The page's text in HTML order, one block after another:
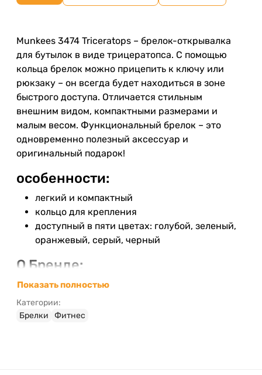
Munkees 3474 Triceratops – брелок-открывалка
для бутылок в виде трицератопса. С помощью
кольца брелок можно прицепить к ключу или
рюкзаку – он всегда будет находиться в зоне
быстрого доступа. Отличается стильным
внешним видом, компактными размерами и
малым весом. Функциональный брелок – это
одновременно полезный аксессуар и
оригинальный подарок!
особенности:
легкий и компактный
кольцо для крепления
доступный в пяти цветах: голубой, зеленый,
оранжевый, серый, черный
О Бренде:
Немецкая компания Munkees производит брелки
и другие мелкие полезные аксессуары,
отличающиеся оригинальным дизайном и
Показать полностью
Категории:
Брелки
Фитнес